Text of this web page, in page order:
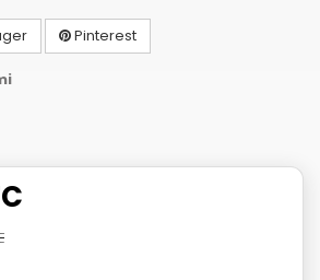
Pinterest